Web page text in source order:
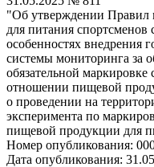
"Об утверждении Правил
для питания
особенностях внедрения
системы мониторинга за
обязательной
отношении пищевой
о проведении на
эксперимента по
пищевой продукции для
Номер опубликования:
Дата опубликования: